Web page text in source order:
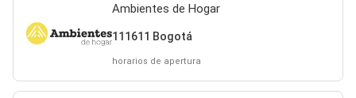
Ambientes de Hogar
111611 Bogotá
horarios de apertura